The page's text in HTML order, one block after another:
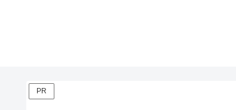
PR